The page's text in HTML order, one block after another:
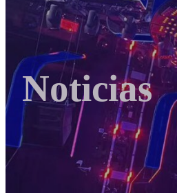
Noticias